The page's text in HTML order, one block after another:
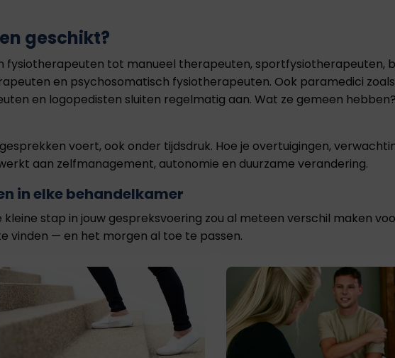
geschikt?
fysiotherapeuten tot manueel therapeuten, sportfysiotherapeuten,
en psychosomatisch fysiotherapeuten. Ook paramedici
en logopedisten sluiten regelmatig aan. Wat ze gemeen
voert, ook onder tijdsdruk. Hoe je overtuigingen,
aan zelfmanagement, autonomie en duurzame verandering.
in elke behandelkamer
kleine stap in jouw gespreksvoering zou al meteen verschil maken
vinden — en het morgen al toe te passen.